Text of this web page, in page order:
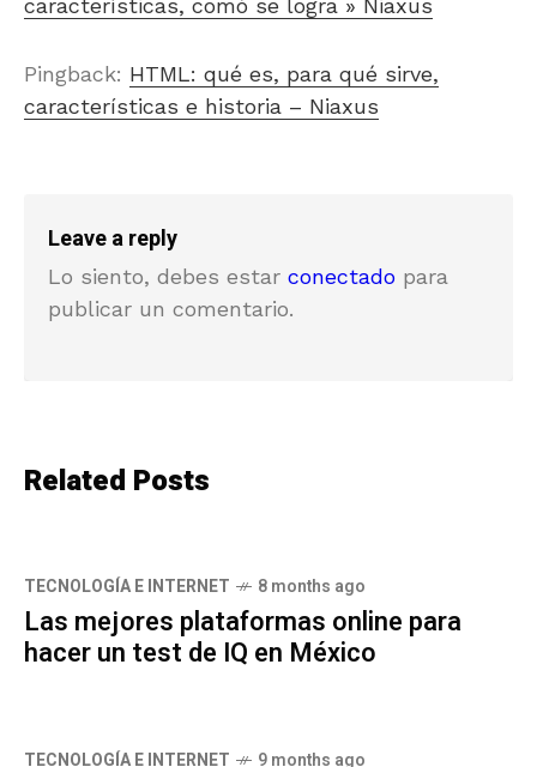
características, comó se logra » Niaxus
Pingback: HTML: qué es, para qué sirve,
características e historia – Niaxus
Leave a reply
Lo siento, debes estar conectado para
publicar un comentario.
Related Posts
TECNOLOGÍA E INTERNET 8 months ago
Las mejores plataformas online para
hacer un test de IQ en México
TECNOLOGÍA E INTERNET 9 months ago